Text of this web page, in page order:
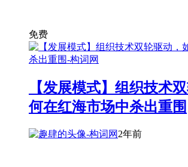
免费
【发展模式】组织技术
何在红海市场中杀出重围
2年前